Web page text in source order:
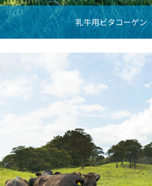
乳牛用ビタコーゲン